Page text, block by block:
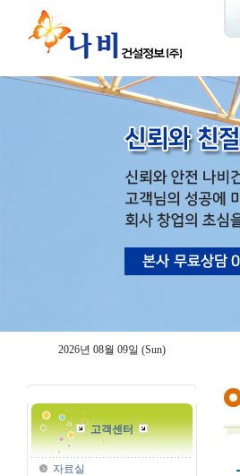
2026년 08월 09일 (Sun)
고객센터
자료실